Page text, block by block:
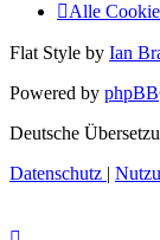
Alle
Flat Style by Ian
Powered by phpBB
Deutsche
Datenschutz |